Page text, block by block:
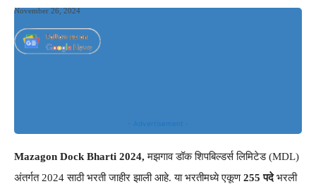
November 26, 2024
- Advertisement -
Mazagon Dock Bharti 2024,मझगाव डॉक शिपबिल्डर्स लिमिटेड (MDL)
अंतर्गत 2024 साठी भरती जाहीर झाली आहे. या भरतीमध्ये एकूण255 पदेभरली